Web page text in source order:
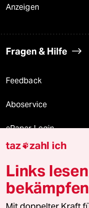
Anzeigen
Fragen & Hilfe
Feedback
Aboservice
ePaper Login
Downloads für
© 2026 taz Verlags
Alle Rechte vorbehalten. Bei
taz zahl ich
Links
bekämpfen